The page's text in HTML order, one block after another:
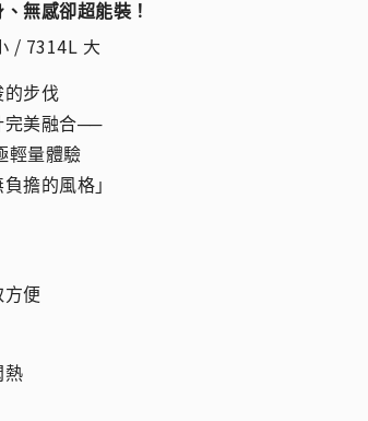
無感卻超能裝！
/ 7314L 大
的步伐
完美融合──
輕量體驗
擔的風格」
方便
熱